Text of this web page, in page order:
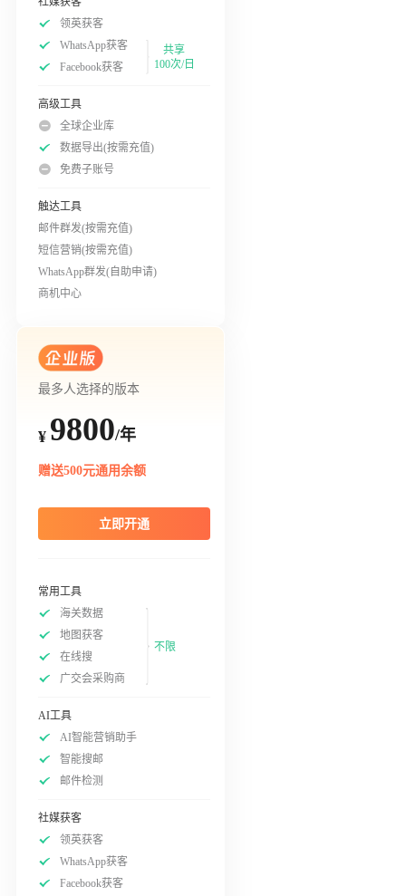
领英获客
WhatsApp获客
Facebook获客
共享
100次/日
高级工具
全球企业库
数据导出(按需充值)
免费子账号
触达工具
邮件群发(按需充值)
短信营销(按需充值)
WhatsApp群发(自助申请)
商机中心
最多人选择的版本
¥ 9800/年
赠送500元通用余额
立即开通
常用工具
海关数据
地图获客
在线搜
广交会采购商
不限
AI工具
AI智能营销助手
智能搜邮
邮件检测
社媒获客
领英获客
WhatsApp获客
Facebook获客